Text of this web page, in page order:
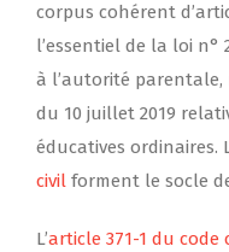
corpus cohérent
l’essentiel de la loi n°
à l’autorité parentale,
du 10 juillet 2019
éducatives ordinaires.
civil forment le socle
L’article 371-1 du code